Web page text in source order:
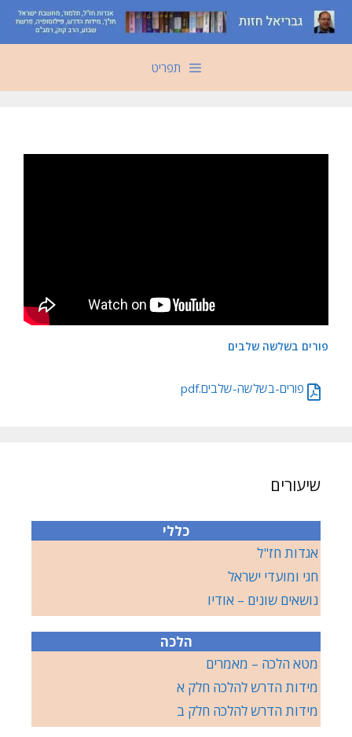
לדלג
לתוכן
תפריט
פורים בשלשה שלבים
פורים-בשלשה-שלבים.pdf
שיעורים
כללי
אגדות חז"ל
חגי ומועדי ישראל
נושאים שונים – אודיו
הלכה
מטא הלכה – מאמרים
מידות הדרש להלכה חלק א
מידות הדרש להלכה חלק ב